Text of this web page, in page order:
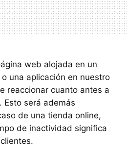
web alojada en un
una aplicación en nuestro
reaccionar cuanto antes a
Esto será además
de una tienda online,
de inactividad significa